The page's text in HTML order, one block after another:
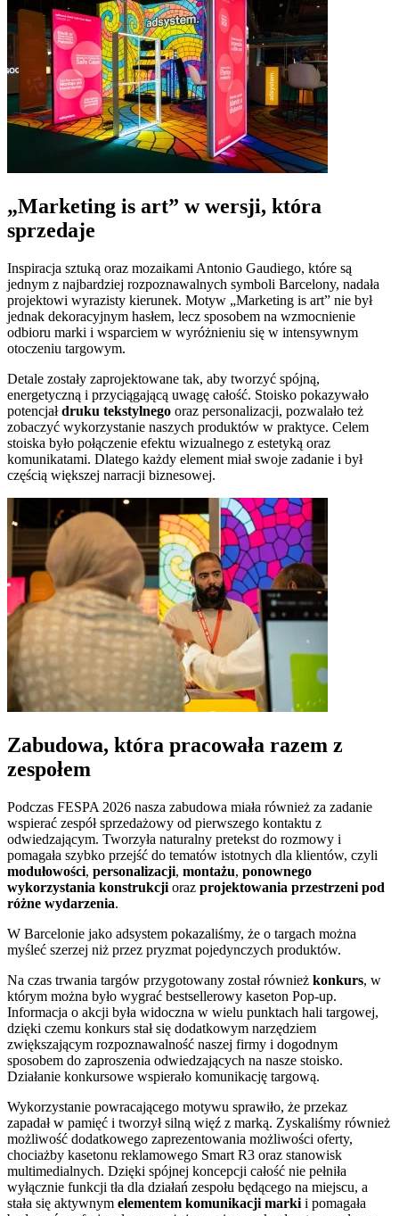
„Marketing is art” w wersji, która
sprzedaje
Inspiracja sztuką oraz mozaikami Antonio Gaudiego, które są
jednym z najbardziej rozpoznawalnych symboli Barcelony, nadała
projektowi wyrazisty kierunek. Motyw „Marketing is art” nie był
jednak dekoracyjnym hasłem, lecz sposobem na wzmocnienie
odbioru marki i wsparciem w wyróżnieniu się w intensywnym
otoczeniu targowym.
Detale zostały zaprojektowane tak, aby tworzyć spójną,
energetyczną i przyciągającą uwagę całość. Stoisko pokazywało
potencjałdruku tekstylnego oraz personalizacji, pozwalało też
zobaczyć wykorzystanie naszych produktów w praktyce. Celem
stoiska było połączenie efektu wizualnego z estetyką oraz
komunikatami. Dlatego każdy element miał swoje zadanie i był
częścią większej narracji biznesowej.
Zabudowa, która pracowała razem z
zespołem
Podczas FESPA 2026 nasza zabudowa miała również za zadanie
wspierać zespół sprzedażowy od pierwszego kontaktu z
odwiedzającym. Tworzyła naturalny pretekst do rozmowy i
pomagała szybko przejść do tematów istotnych dla klientów, czyli
modułowości, personalizacji, montażu, ponownego
wykorzystania konstrukcji oraz projektowania przestrzeni pod
różne wydarzenia.
W Barcelonie jako adsystem pokazaliśmy, że o targach można
myśleć szerzej niż przez pryzmat pojedynczych produktów.
Na czas trwania targów przygotowany został również konkurs, w
którym można było wygrać bestsellerowy kaseton Pop-up.
Informacja o akcji była widoczna w wielu punktach hali targowej,
dzięki czemu konkurs stał się dodatkowym narzędziem
zwiększającym rozpoznawalność naszej firmy i dogodnym
sposobem do zaproszenia odwiedzających na nasze stoisko.
Działanie konkursowe wspierało komunikację targową.
Wykorzystanie powracającego motywu sprawiło, że przekaz
zapadał w pamięć i tworzył silną więź z marką. Zyskaliśmy również
możliwość dodatkowego zaprezentowania możliwości oferty,
chociażby kasetonu reklamowego Smart R3 oraz stanowisk
multimedialnych. Dzięki spójnej koncepcji całość nie pełniła
wyłącznie funkcji tła dla działań zespołu będącego na miejscu, a
stała się aktywnym elementem komunikacji marki i pomagała